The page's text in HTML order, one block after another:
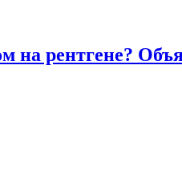
на рентгене?